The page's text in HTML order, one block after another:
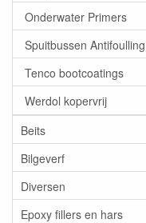
Onderwater Primers
Spuitbussen Antifoulling
Tenco bootcoatings
Werdol kopervrij
Beits
Bilgeverf
Diversen
Epoxy fillers en hars